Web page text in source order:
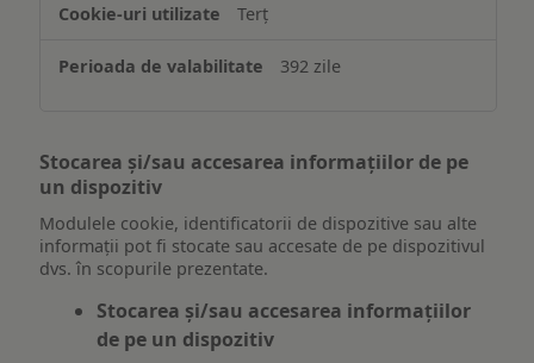
Terț
392 zile
Stocarea și/sau accesarea informațiilor de pe
un dispozitiv
Modulele cookie, identificatorii de dispozitive sau alte
informații pot fi stocate sau accesate de pe dispozitivul
dvs. în scopurile prezentate.
Stocarea și/sau accesarea informațiilor
de pe un dispozitiv